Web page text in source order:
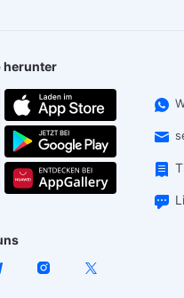
herunter